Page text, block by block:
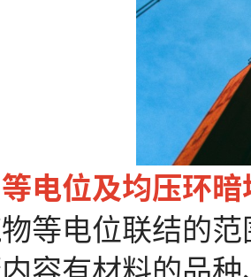
位及均压环暗
电位联结的范
容有材料的品